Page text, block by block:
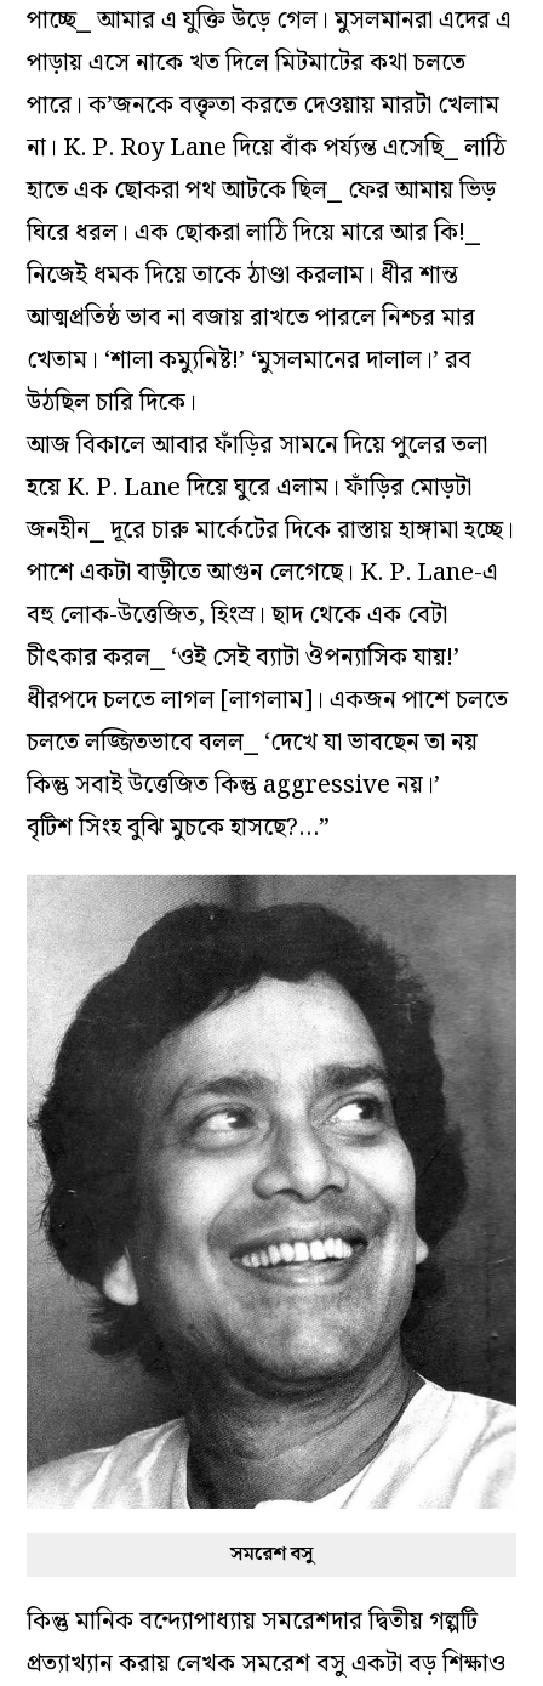
পাচ্ছে⎯ আমার এ যুক্তি উড়ে গেল। মুসলমানরা এদের এ
পাড়ায় এসে নাকে খত দিলে মিটমাটের কথা চলতে
পারে। ক’জনকে বক্তৃতা করতে দেওয়ায় মারটা খেলাম
না। K. P. Roy Lane দিয়ে বাঁক পৰ্য্যন্ত এসেছি⎯ লাঠি
হাতে এক ছোকরা পথ আটকে ছিল⎯ ফের আমায় ভিড়
ঘিরে ধরল। এক ছোকরা লাঠি দিয়ে মারে আর কি!⎯
নিজেই ধমক দিয়ে তাকে ঠাণ্ডা করলাম। ধীর শান্ত
আত্মপ্রতিষ্ঠ ভাব না বজায় রাখতে পারলে নিশ্চর মার
খেতাম। ‘শালা কম্যুনিষ্ট!’ ‘মুসলমানের দালাল।’ রব
উঠছিল চারি দিকে।
আজ বিকালে আবার ফাঁড়ির সামনে দিয়ে পুলের তলা
হয়ে K. P. Lane দিয়ে ঘুরে এলাম। ফাঁড়ির মোড়টা
জনহীন⎯ দূরে চারু মার্কেটের দিকে রাস্তায় হাঙ্গামা হচ্ছে।
পাশে একটা বাড়ীতে আগুন লেগেছে। K. P. Lane-এ
বহু লোক-উত্তেজিত, হিংস্র। ছাদ থেকে এক বেটা
চীৎকার করল⎯ ‘ওই সেই ব্যাটা ঔপন্যাসিক যায়!’
ধীরপদে চলতে লাগল [লাগলাম]। একজন পাশে চলতে
চলতে লজ্জিতভাবে বলল⎯ ‘দেখে যা ভাবছেন তা নয়
কিন্তু সবাই উত্তেজিত কিন্তু aggressive নয়।’
বৃটিশ সিংহ বুঝি মুচকে হাসছে?…”
সমরেশ বসু
কিন্তু মানিক বন্দ্যোপাধ্যায় সমরেশদার দ্বিতীয় গল্পটি
প্রত্যাখ্যান করায় লেখক সমরেশ বসু একটা বড় শিক্ষাও